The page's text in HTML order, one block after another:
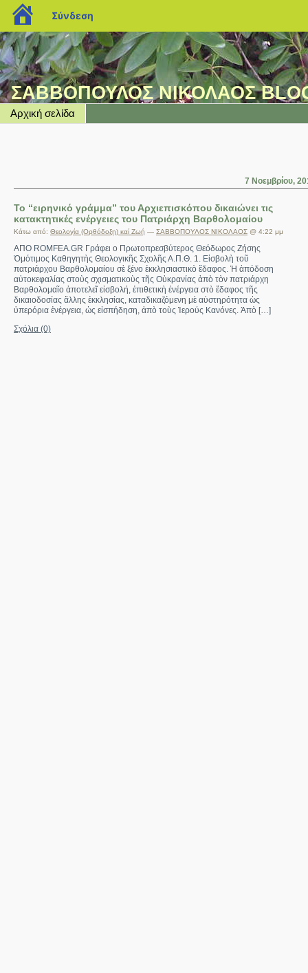
blogs.sch.gr
Σύνδεση
ΣΑΒΒΟΠΟΥΛΟΣ ΝΙΚΟΛΑΟΣ
Αρχική σελίδα
7 Νοεμβρίου,
Το “ειρηνικό γράμμα” του Αρχιεπισκόπου δικαιώνει τις
κατακτητικές ενέργειες του Πατριάρχη Βαρθολομαίου
Κάτω από: Θεολογία (Ορθόδοξη) καί Ζωή — ΣΑΒΒΟΠΟΥΛΟΣ ΝΙΚΟΛΑΟΣ @ 4:22 μμ
ΑΠΟ ROMFEA.GR Γράφει ο Πρωτοπρεσβύτερος Θεόδωρος Ζήσης
Ὁμότιμος Καθηγητὴς Θεολογικῆς Σχολῆς Α.Π.Θ. 1. Εἰσβολὴ τοῦ
πατριάρχου Βαρθολομαίου σὲ ξένο ἐκκλησιαστικὸ ἔδαφος. Ἡ ἀπόδοση
αὐτοκεφαλίας στοὺς σχισματικοὺς τῆς Οὐκρανίας ἀπὸ τὸν πατριάρχη
Βαρθολομαῖο ἀποτελεῖ εἰσβολή, ἐπιθετικὴ ἐνέργεια στὸ ἔδαφος τῆς
δικαιοδοσίας ἄλλης ἐκκλησίας, καταδικαζόμενη μὲ αὐστηρότητα ὡς
ὑπερόρια ἐνέργεια, ὡς εἰσπήδηση, ἀπὸ τοὺς Ἱερούς Κανόνες. Ἀπὸ […]
Σχόλια (0)